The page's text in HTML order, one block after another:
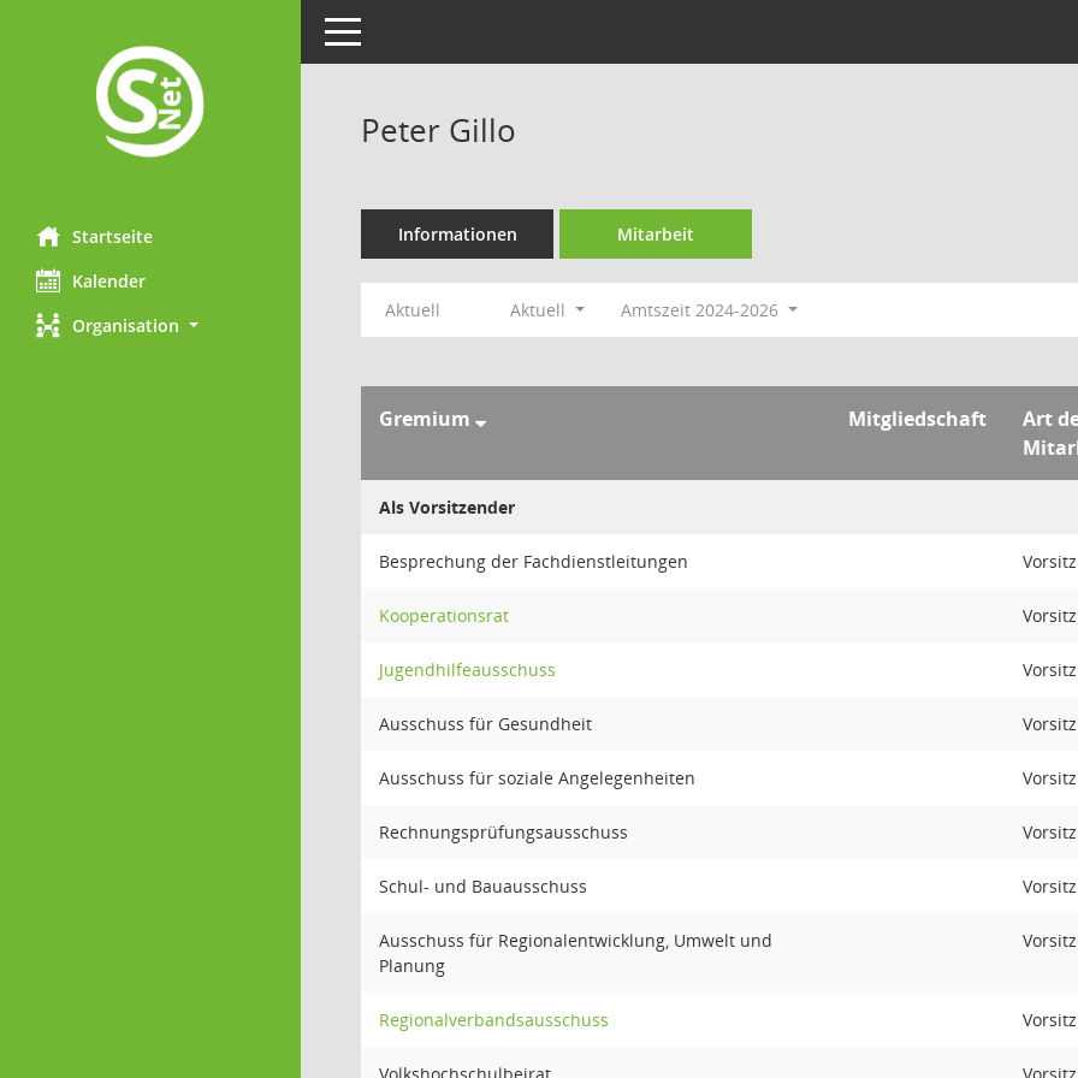
Startseite
Kalender
Organisation
Toggle navigation
Peter Gillo
Informationen Mitarbeit
Aktuell Aktuell Amtszeit 2024-2026
Gremium Mitgliedschaft
Art
Als Vorsitzender
Besprechung der Fachdienstleitungen Vorsitz
Kooperationsrat Vorsitz
Jugendhilfeausschuss Vorsitz
Ausschuss für Gesundheit Vorsitz
Ausschuss für soziale Angelegenheiten Vorsitz
Rechnungsprüfungsausschuss Vorsitz
Schul- und Bauausschuss Vorsitz
Ausschuss für Regionalentwicklung, Umwelt und
Planung
Vorsitz
Regionalverbandsausschuss Vorsitz